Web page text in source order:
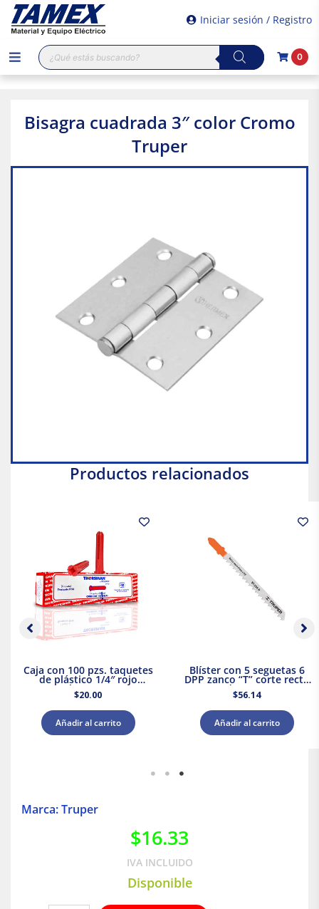
Iniciar sesión / Registro
Búsqueda
de
productos
0
Bisagra cuadrada 3″ color Cromo
Truper
Productos relacionados
Caja con 100 pzs. taquetes
de plástico 1/4″ rojo
Thorsman
$20.00
Añadir al carrito
Blíster con 5 seguetas 6
DPP zanco “T” corte recto
madera Truper
$56.14
Añadir al carrito
Marca: Truper
$16.33
IVA INCLUIDO
Disponible